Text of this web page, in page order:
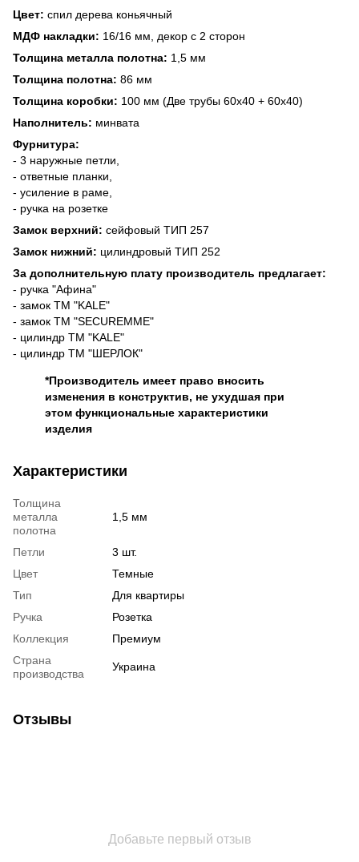
Цвет: спил дерева коньячный
МДФ накладки: 16/16 мм, декор с 2 сторон
Толщина металла полотна: 1,5 мм
Толщина полотна: 86 мм
Толщина коробки: 100 мм (Две трубы 60х40 + 60х40)
Наполнитель: минвата
Фурнитура:
- 3 наружные петли,
- ответные планки,
- усиление в раме,
- ручка на розетке
Замок верхний: сейфовый ТИП 257
Замок нижний: цилиндровый ТИП 252
За дополнительную плату производитель предлагает:
- ручка "Афина"
- замок ТМ "KALE"
- замок ТМ "SECUREMME"
- цилиндр ТМ "KALE"
- цилиндр ТМ "ШЕРЛОК"
*Производитель имеет право вносить
изменения в конструктив, не ухудшая при
этом функциональные характеристики
изделия
Характеристики
Толщина
металла
полотна
1,5 мм
Петли
3 шт.
Цвет
Темные
Тип
Для квартиры
Ручка
Розетка
Коллекция
Премиум
Страна
производства
Украина
Отзывы
Добавьте первый отзыв